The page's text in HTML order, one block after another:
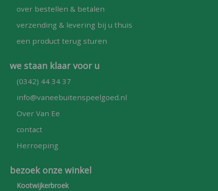
over bestellen & betalen
verzending & levering bij u thuis
een product terug sturen
we staan klaar voor u
(0342) 44 34 37
info@vaneebuitenspeelgoed.nl
Over Van Ee
contact
Herroeping
bezoek onze winkel
Kootwijkerbroek